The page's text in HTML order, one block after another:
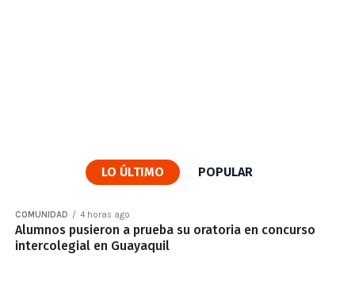
LO ÚLTIMO POPULAR
COMUNIDAD 4 horas ago
Alumnos pusieron a prueba su oratoria en concurso
intercolegial en Guayaquil